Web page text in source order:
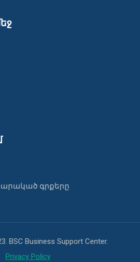
գրքերը
BSC Business Support Center.
Privacy Policy